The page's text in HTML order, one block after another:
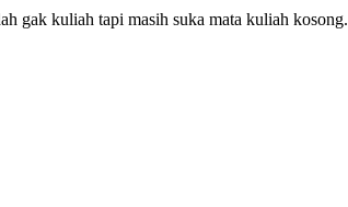
gak kuliah tapi masih suka mata kuliah kosong.